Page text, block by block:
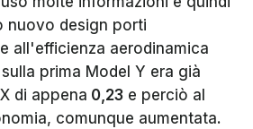
nuovo design porti
all'efficienza aerodinamica
prima Model Y era già
di appena 0,23 e perciò al
comunque aumentata.